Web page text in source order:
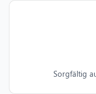
Sorgfältig